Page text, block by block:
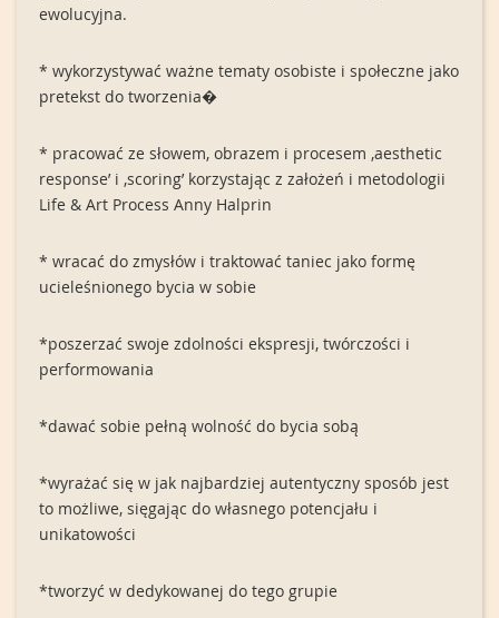
ewolucyjna.
* wykorzystywać ważne tematy osobiste i społeczne jako
pretekst do tworzenia�
* pracować ze słowem, obrazem i procesem ‚aesthetic
response’ i ‚scoring’ korzystając z założeń i metodologii
Life & Art Process Anny Halprin
* wracać do zmysłów i traktować taniec jako formę
ucieleśnionego bycia w sobie
*poszerzać swoje zdolności ekspresji, twórczości i
performowania
*dawać sobie pełną wolność do bycia sobą
*wyrażać się w jak najbardziej autentyczny sposób jest
to możliwe, sięgając do własnego potencjału i
unikatowości
*tworzyć w dedykowanej do tego grupie